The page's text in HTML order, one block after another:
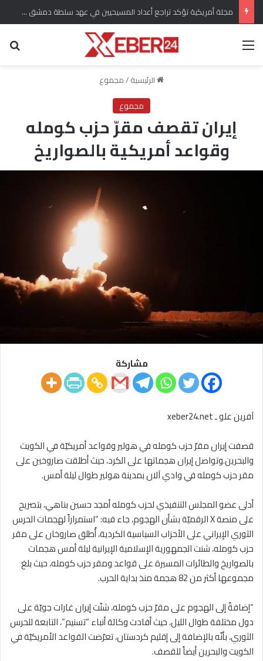
مجلة أمريكية تؤكد تراجع أعداد المسيحيين في عهد سلطة دمشق وعدم سلامة سوريا للعيش فيها بسبب الانتهاكات
القائمة
الرئيسية/مجموع
مجموع
إيران تقصف مقرّ حزب كومله
وقواعد أمريكية بالصواريخ
مشاركة
آفرين علو ـ xeber24.net
قصفت إيران مقرّ حزب كومله في هولير وقواعد أمريكيّة في الكويت
والبحرين.وتواصل إيران هجماتها على الكرد، حيث أطلقت صاروخين على
مقر حزب كومله في وادي آلان بمدينة هولير طوال ليلة أمس.
أدلى عضو المجلس التنفيذي لحزب كومله أمجد حسين بناهي، بتصريح
على منصة X الرقميّة بشأن الهجوم، جاء فيه: “استمراراً لهجمات الحرس
الثوري الإيراني على الأحزاب السياسية الكردية، أُطلق صاروخان على مقر
حزب كومله، شنت الجمهورية الإسلامية الإيرانية ليلة أمس هجمات
بالصواريخ والطائرات المسيرة على قواعد ومقر حزب كومله، حيث بلغ
مجموعها أكثر من 82 هجمة منذ بداية الحرب.
“إضافةً إلى الهجوم على مقرّ حزب كومله، شنّت إيران غارات جويّة على
دول مختلفة طوال الليل، حيث أفادت وكالة أنباء “تسنيم”، التابعة للحرس
الثوري، بأنّه بالإضافة إلى إقليم كردستان، تعرّضت القواعد الأمريكيّة في
الكويت والبحرين أيضاً للقصف.